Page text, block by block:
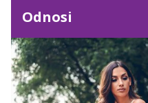
Odnosi